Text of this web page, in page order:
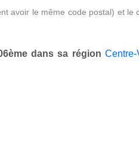
avoir le même code postal) et le
dans sa région